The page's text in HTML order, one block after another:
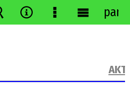
Narzędzia
MenuMenu